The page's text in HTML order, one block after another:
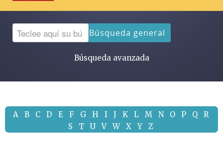
Búsqueda general
Búsqueda avanzada
A B C D E F G H I J K L M N O P Q
R
S
T U V W X Y Z